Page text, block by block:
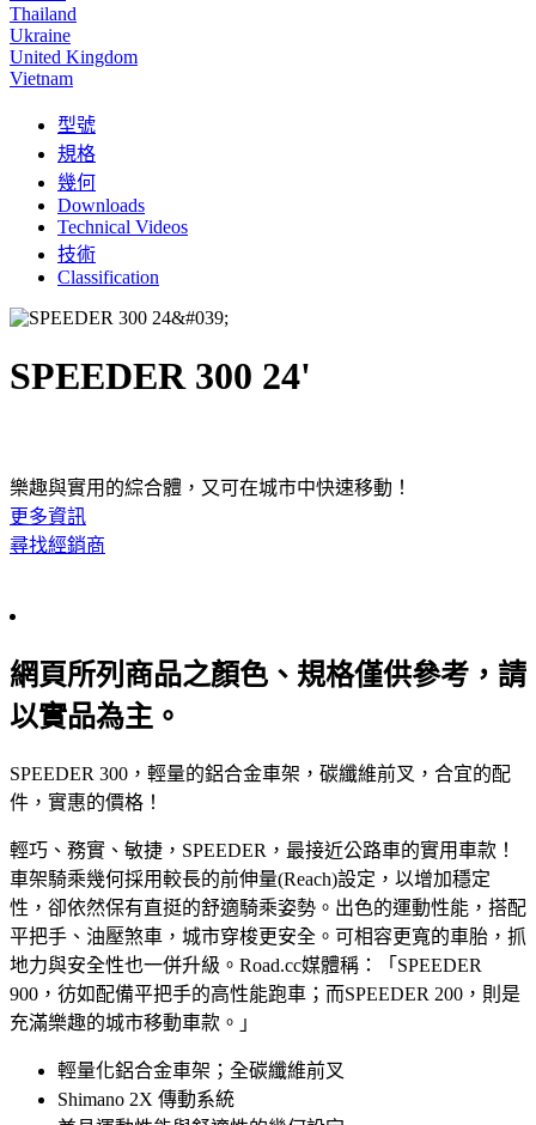
Thailand
Ukraine
United Kingdom
Vietnam
型號
規格
幾何
Downloads
Technical Videos
技術
Classification
SPEEDER 300 24'
樂趣與實用的綜合體，又可在城市中快速移動！
更多資訊
尋找經銷商
網頁所列商品之顏色、規格僅供參考，請
以實品為主。
SPEEDER 300，輕量的鋁合金車架，碳纖維前叉，合宜的配
件，實惠的價格！
輕巧、務實、敏捷，SPEEDER，最接近公路車的實用車款！
車架騎乘幾何採用較長的前伸量(Reach)設定，以增加穩定
性，卻依然保有直挺的舒適騎乘姿勢。出色的運動性能，搭配
平把手、油壓煞車，城市穿梭更安全。可相容更寬的車胎，抓
地力與安全性也一併升級。Road.cc媒體稱：「SPEEDER
900，彷如配備平把手的高性能跑車；而SPEEDER 200，則是
充滿樂趣的城市移動車款。」
輕量化鋁合金車架；全碳纖維前叉
Shimano 2X 傳動系統